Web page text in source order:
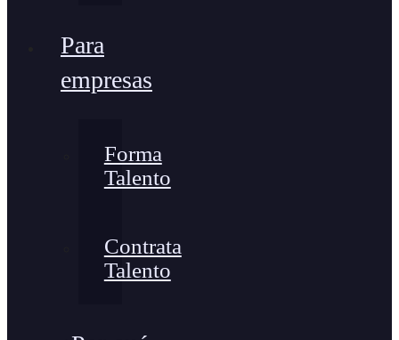
Para
empresas
Forma
Talento
Contrata
Talento